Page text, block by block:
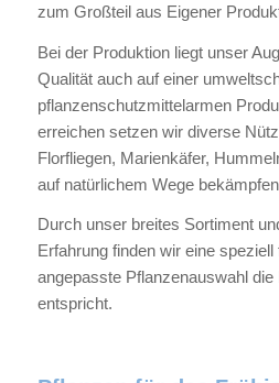
zum Großteil aus Eigener
Bei der Produktion liegt unser
Qualität auch auf einer
pflanzenschutzmittelarmen
erreichen setzen wir diverse
Florfliegen, Marienkäfer,
auf natürlichem Wege
Durch unser breites Sortiment
Erfahrung finden wir eine
angepasste Pflanzenauswahl
entspricht.